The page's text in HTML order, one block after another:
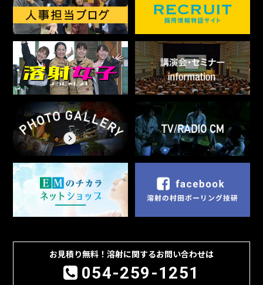
お見積り無料！溶射に関するお問い合わせは
054-259-1251